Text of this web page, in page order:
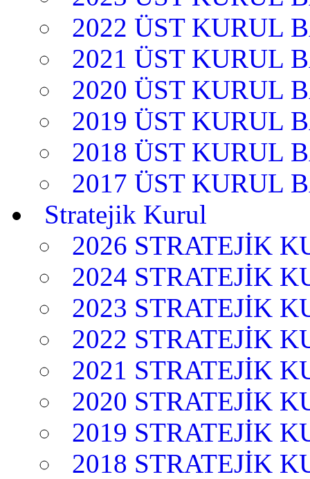
2022 ÜST KURUL
2021 ÜST KURUL
2020 ÜST KURUL
2019 ÜST KURUL
2018 ÜST KURUL
2017 ÜST KURUL
Stratejik Kurul
2026 STRATEJİK
2024 STRATEJİK
2023 STRATEJİK
2022 STRATEJİK
2021 STRATEJİK
2020 STRATEJİK
2019 STRATEJİK
2018 STRATEJİK